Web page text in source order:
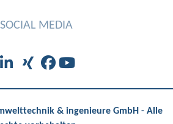
SOCIAL MEDIA
& ingenieure GmbH - Alle